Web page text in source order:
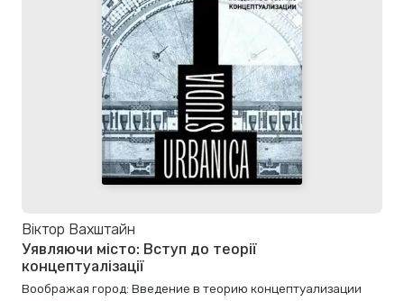
Віктор Вахштайн
Уявляючи місто: Вступ до теорії
концептуалізації
Воображая город: Введение в теорию концептуализации